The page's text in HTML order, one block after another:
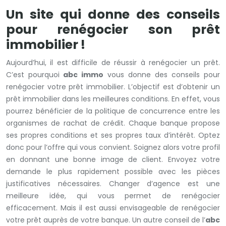
Un site qui donne des conseils
pour renégocier son prêt
immobilier !
Aujourd’hui, il est difficile de réussir à renégocier un prêt.
C’est pourquoi abc immo vous donne des conseils pour
renégocier votre prêt immobilier. L’objectif est d’obtenir un
prêt immobilier dans les meilleures conditions. En effet, vous
pourrez bénéficier de la politique de concurrence entre les
organismes de rachat de crédit. Chaque banque propose
ses propres conditions et ses propres taux d’intérêt. Optez
donc pour l’offre qui vous convient. Soignez alors votre profil
en donnant une bonne image de client. Envoyez votre
demande le plus rapidement possible avec les pièces
justificatives nécessaires. Changer d’agence est une
meilleure idée, qui vous permet de renégocier
efficacement. Mais il est aussi envisageable de renégocier
votre prêt auprès de votre banque. Un autre conseil de l’abc